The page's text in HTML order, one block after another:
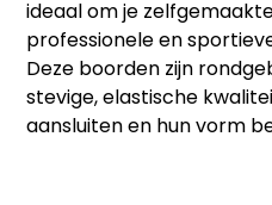
ideaal om je
professionele en
Deze boorden zijn
stevige, elastische
aansluiten en hun vorm